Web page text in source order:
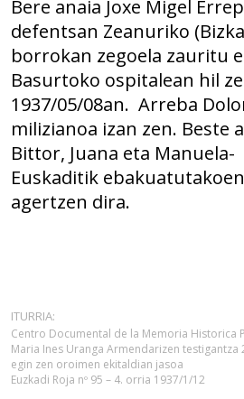
Bere anaia Joxe Migel
defentsan Zeanuriko
borrokan zegoela zauritu
Basurtoko ospitalean hil
1937/05/08an. Arreba
milizianoa izan zen. Beste
Bittor, Juana eta Manuela-
Euskaditik
agertzen dira.
ITURRIA:
Centro Documental de la Memoria Historica
Maria Ines Uranga Armendarizen testigantza
egin zen oroimen ekitaldian jasoa
Euzkadi Roja nº 95 – 4. orria 1937/1/12